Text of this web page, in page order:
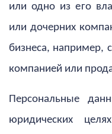
или одно из его
или дочерних
бизнеса, например,
компанией или
Персональные
юридических